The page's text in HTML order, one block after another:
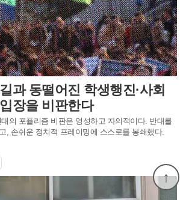
과 동떨어진 학생행진·사회
장을 비판한다
대의 포퓰리즘 비판은 엉성하고 자의적이다. 반대를
, 손쉬운 정치적 프레이밍에 스스로를 봉쇄했다.
↑